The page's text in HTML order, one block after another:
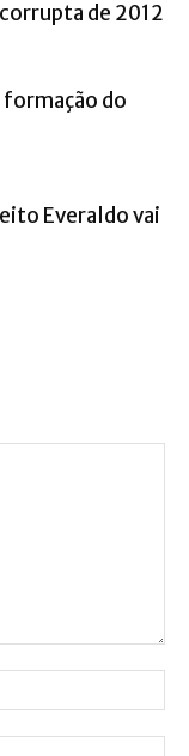
de 2012
formação do
Everaldo vai